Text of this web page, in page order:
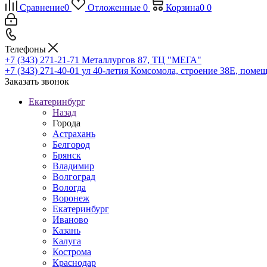
Сравнение0 Отложенные 0 Корзина0 0
Телефоны
+7 (343) 271-21-71 Металлургов 87, ТЦ "МЕГА"
+7 (343) 271-40-01 ул 40-летия Комсомола, строение 38Е,
Заказать звонок
Екатеринбург
Назад
Города
Астрахань
Белгород
Брянск
Владимир
Волгоград
Вологда
Воронеж
Екатеринбург
Иваново
Казань
Калуга
Кострома
Краснодар